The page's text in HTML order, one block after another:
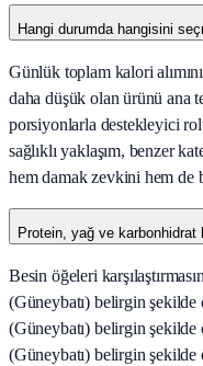
Hangi durumda hangisini
Günlük toplam kalori
daha düşük olan ürünü ana
porsiyonlarla destekleyici
sağlıklı yaklaşım, benzer
hem damak zevkini hem de
Protein, yağ ve karbonhidrat
Besin öğeleri
(Güneybatı) belirgin şekilde
(Güneybatı) belirgin şekilde
(Güneybatı) belirgin